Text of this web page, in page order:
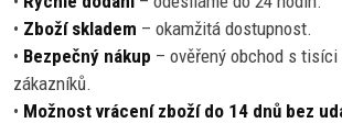
• Zboží skladem – okamžitá dostupnost.
• Bezpečný nákup – ověřený obchod s
zákazníků.
• Možnost vrácení zboží do 14 dnů bez